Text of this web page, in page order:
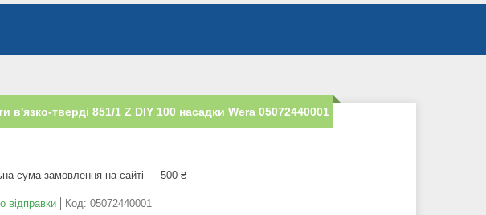
в'язко-тверді 851/1 Z DIY 100 насадки Wera 05072440001
сума замовлення на сайті — 500 ₴
відправки Код: 05072440001